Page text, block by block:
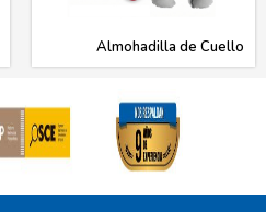
Almohadilla de Cuello